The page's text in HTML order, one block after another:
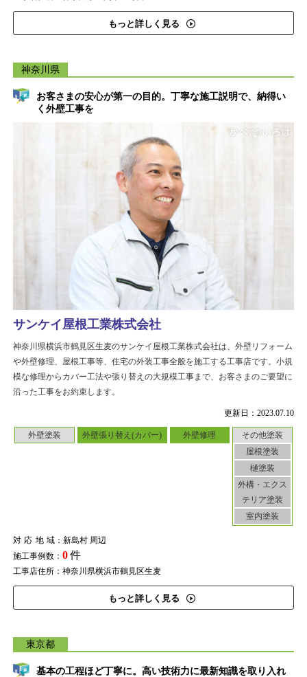
もっと詳しく見る
神奈川県
お客さまの安心が第一の目的。丁寧な施工説明で、納得い
く外壁工事を
更新日：2023.07.10
外壁塗装 外壁張り替え(カバー) 外壁修理
その他塗装
屋根塗装
樋塗装
外構・エクス
テリア塗装
室内塗装
対応地域：新島村 周辺
施工事例数： 0件
工事店住所：神奈川県横浜市鶴見区生麦
もっと詳しく見る
サンケイ屋根工業株式会社
神奈川県横浜市鶴見区生麦のサンケイ屋根工業株式会社は、外壁リフォーム
や外壁修理、屋根工事等、住宅の外装工事全般を施工する工事店です。小規
模な修理からカバー工法や張り替えの大規模工事まで、お客さまのご要望に
沿った工事をお約束します。
東京都
基本の工程ほど丁寧に。高い技術力に最新知識を取り入れ